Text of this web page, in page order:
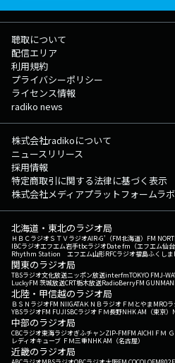
聴取について
配信エリア
利用規約
プライバシーポリシー
ライセンス情報
radiko news
株式会社radikoについて
ニュースリリース
採用情報
特定商取引に関する法律に基づく表示
株式会社メディアプラットフォームラ
北海道・東北のラジオ局
ＨＢＣラジオＳＴＶラジオAIR-G'（FM北海道） FM
IBCラジオエフエム岩手tbcラジオDate fm（エフエム仙台
Rhythm Station エフエム山形RFCラジオ福島ふくしま
関東のラジオ局
TBSラジオ文化放送ニッポン放送interfmTOKYO FMJ-
LuckyFM 茨城放送CRT栃木放送RadioBerryFM GUNMA
北陸・甲信越のラジオ局
ＢＳＮラジオFM NIIGATAＫＮＢラジオ ＦＭとやまMRO
YBSラジオFM FUJISBCラジオ ＦＭ長野NHK AM（東京）
中部のラジオ局
CBCラジオ東海ラジオぎふチャンZIP-FMFM AICHI ＦＭ
レディオキューブ ＦＭ三重NHK AM（名古屋）
近畿のラジオ局